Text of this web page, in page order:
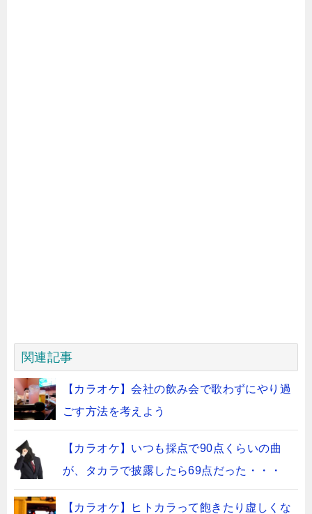
関連記事
【カラオケ】会社の飲み会で歌わずにやり過
ごす方法を考えよう
【カラオケ】いつも採点で90点くらいの曲
が、タカラで披露したら69点だった・・・
【カラオケ】ヒトカラって飽きたり虚しくな